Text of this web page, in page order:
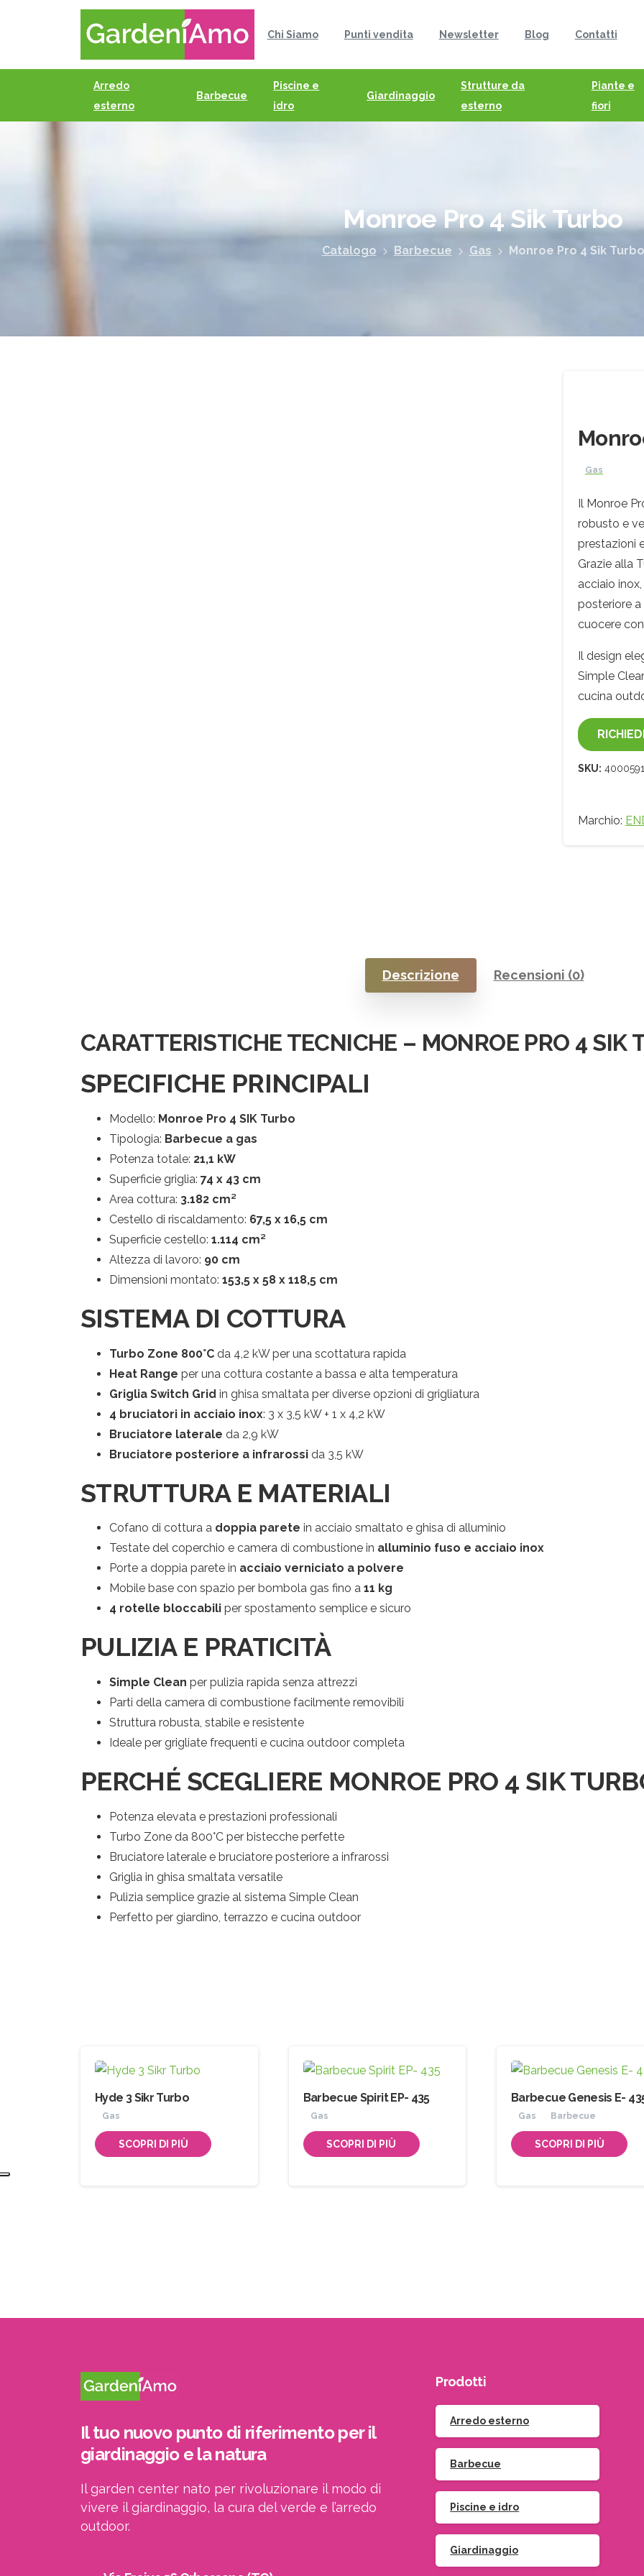
Chi Siamo Punti vendita Newsletter Blog Contatti
Arredo
esterno
Barbecue
Piscine e
idro
Giardinaggio
Strutture da
esterno
Piante e
fiori
MonroePro4SikTurbo
Catalogo Barbecue Gas Monroe Pro 4 Sik Turbo
Gas
Il Monroe
robusto e
prestazioni
Grazie alla
acciaio
posteriore a
cuocere
Il design
Simple
cucina
SKU:
Marchio:
Descrizione Recensioni (0)
CARATTERISTICHE TECNICHE – MONROE PRO 4 SIK
SPECIFICHE PRINCIPALI
Modello: Monroe Pro 4 SIK Turbo
Tipologia: Barbecue a gas
Potenza totale: 21,1 kW
Superficie griglia: 74 x 43 cm
Area cottura: 3.182 cm²
Cestello di riscaldamento: 67,5 x 16,5 cm
Superficie cestello: 1.114 cm²
Altezza di lavoro: 90 cm
Dimensioni montato: 153,5 x 58 x 118,5 cm
SISTEMA DI COTTURA
Turbo Zone 800°C da 4,2 kW per una scottatura rapida
Heat Range per una cottura costante a bassa e alta temperatura
Griglia Switch Grid in ghisa smaltata per diverse opzioni di grigliatura
4 bruciatori in acciaio inox: 3 x 3,5 kW + 1 x 4,2 kW
Bruciatore laterale da 2,9 kW
Bruciatore posteriore a infrarossi da 3,5 kW
STRUTTURA E MATERIALI
Cofano di cottura a doppia parete in acciaio smaltato e ghisa di alluminio
Testate del coperchio e camera di combustione in alluminio fuso e acciaio inox
Porte a doppia parete in acciaio verniciato a polvere
Mobile base con spazio per bombola gas fino a 11 kg
4 rotelle bloccabili per spostamento semplice e sicuro
PULIZIA E PRATICITÀ
Simple Clean per pulizia rapida senza attrezzi
Parti della camera di combustione facilmente removibili
Struttura robusta, stabile e resistente
Ideale per grigliate frequenti e cucina outdoor completa
PERCHÉ SCEGLIERE MONROE PRO 4 SIK
Potenza elevata e prestazioni professionali
Turbo Zone da 800°C per bistecche perfette
Bruciatore laterale e bruciatore posteriore a infrarossi
Griglia in ghisa smaltata versatile
Pulizia semplice grazie al sistema Simple Clean
Perfetto per giardino, terrazzo e cucina outdoor
Hyde 3 Sikr Turbo
Gas
SCOPRI DI PIÙ
Barbecue Spirit EP- 435
Gas
SCOPRI DI PIÙ
Barbecue Genesis E-
Gas Barbecue
SCOPRI DI PIÙ
Il tuo nuovo punto di riferimento per il
giardinaggio e la natura
Il garden center nato per rivoluzionare il modo di
vivere il giardinaggio, la cura del verde e l’arredo
outdoor.
Prodotti
Arredo esterno
Barbecue
Piscine e idro
Giardinaggio
Potrai visualizzare i nostri volantini con tutte le
mensili!
Accetto le condizioni generali di utilizzo e di ricevere